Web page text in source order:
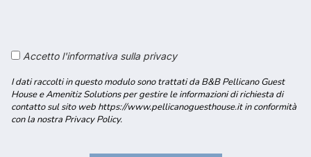
Accetto l'informativa sulla privacy
I dati raccolti in questo modulo sono trattati da B&B Pellicano Guest
House e Amenitiz Solutions per gestire le informazioni di richiesta di
contatto sul sito web https://www.pellicanoguesthouse.it in conformità
con la nostra Privacy Policy.